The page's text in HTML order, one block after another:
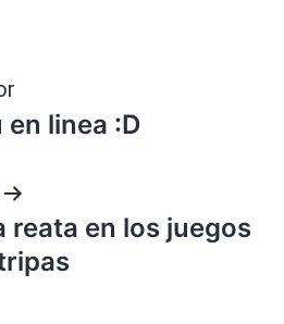
linea :D
reata en los juegos